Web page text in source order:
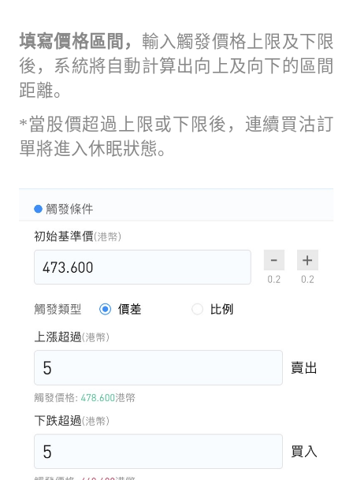
填寫價格區間， 輸入觸發價格上限及下限
後，系統將自動計算出向上及向下的區間
距離。
*當股價超過上限或下限後，連續買沽訂
單將進入休眠狀態。